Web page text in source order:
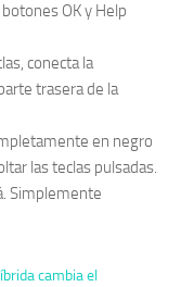
OK y Help
conecta la
trasera de la
en negro
las teclas pulsadas.
Simplemente
cambia el